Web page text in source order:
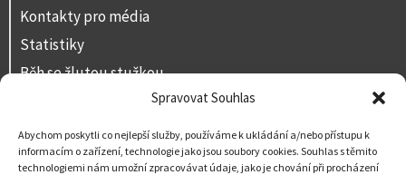
Spravovat Souhlas
Abychom poskytli co nejlepší služby, používáme k ukládání a/nebo přístupu k
informacím o zařízení, technologie jako jsou soubory cookies. Souhlas s těmito
technologiemi nám umožní zpracovávat údaje, jako je chování při procházení
Kontakty pro média
Statistiky
Běh se žlutou stužkou
Prohlášení o přístupnosti
Napište nám